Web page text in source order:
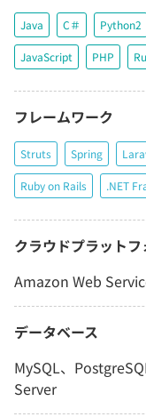
Java C＃ Python2
JavaScript PHP
フレームワーク
Struts Spring
Ruby on Rails .NET
クラウドプラットフ
Amazon Web
データベース
MySQL、
Server